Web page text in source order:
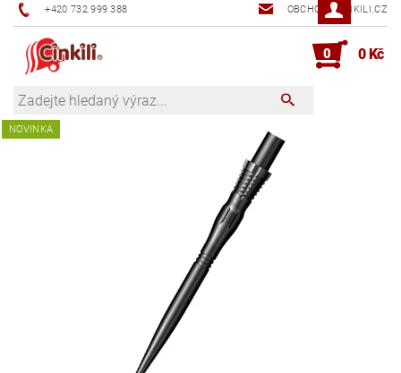
+420 732 999 388 OBCHOD@CINKILI.CZ
0 0 Kč
NOVINKA